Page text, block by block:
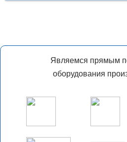
Являемся прямым
оборудования